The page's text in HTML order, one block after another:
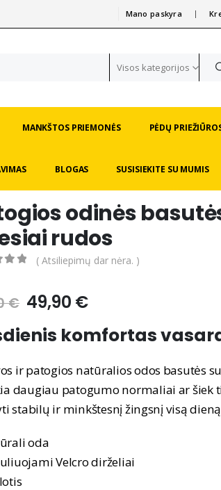
Mano paskyra
Visos kategorijos
MANKŠTOS PRIEMONĖS PĖDŲ
BLOGAS SUSISIEKITE SU MUMIS
odinės
rudos
( Atsiliepimų dar nėra. )
€ Original
price
was:
49,90 €Current
is:
komfortas
ir patogios natūralios odos basutės
daugiau patogumo normaliai ar šiek
stabilų ir minkštesnį žingsnį visą
oda
Velcro dirželiai